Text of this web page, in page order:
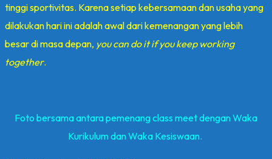
tinggi sportivitas. Karena setiap kebersamaan dan usaha yang
dilakukan hari ini adalah awal dari kemenangan yang lebih
besar di masa depan, you can do it if you keep working
together.
Foto bersama antara pemenang class meet dengan Waka
Kurikulum dan Waka Kesiswaan.